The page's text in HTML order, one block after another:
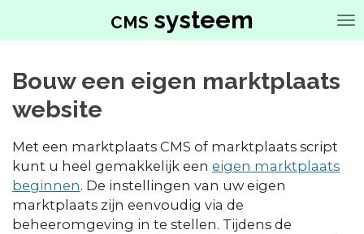
de
CMS systeem
Bouw een eigen marktplaats
website
Met een marktplaats CMS of marktplaats script
kunt u heel gemakkelijk een eigen marktplaats
beginnen. De instellingen van uw eigen
marktplaats zijn eenvoudig via de
beheeromgeving in te stellen. Tijdens de